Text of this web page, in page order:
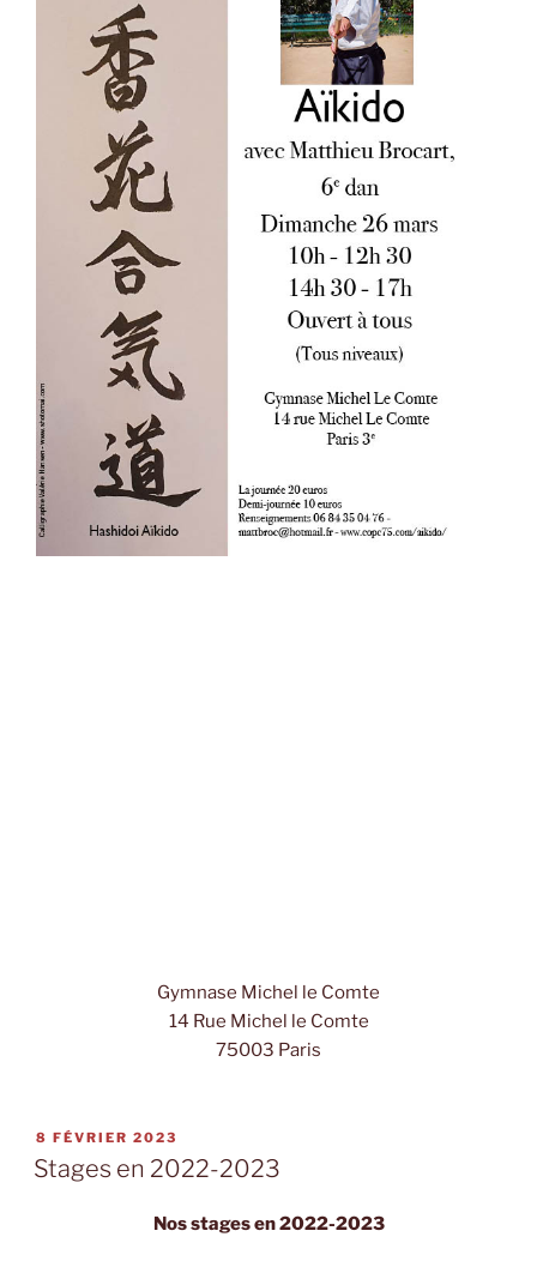
Gymnase Michel le Comte
14 Rue Michel le Comte
75003 Paris
PUBLIÉ
LE
8 FÉVRIER 2023
Stages en 2022-2023
Nos stages en 2022-2023